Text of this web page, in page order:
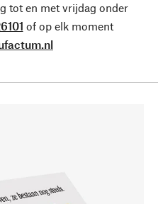
tot en met vrijdag onder
of op elk moment